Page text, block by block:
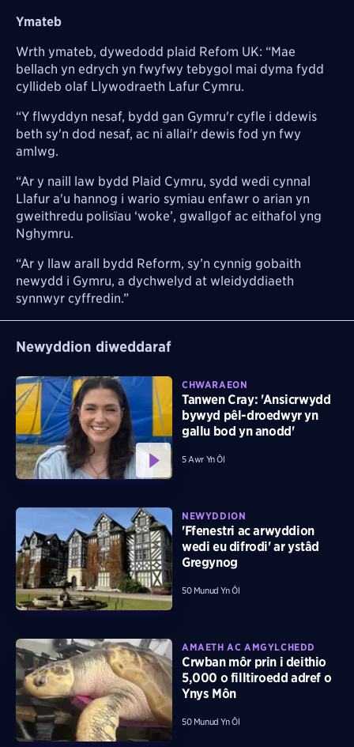
Ymateb
Wrth ymateb, dywedodd plaid Refom UK: “Mae
bellach yn edrych yn fwyfwy tebygol mai dyma fydd
cyllideb olaf Llywodraeth Lafur Cymru.
“Y flwyddyn nesaf, bydd gan Gymru'r cyfle i ddewis
beth sy'n dod nesaf, ac ni allai'r dewis fod yn fwy
amlwg.
“Ar y naill law bydd Plaid Cymru, sydd wedi cynnal
Llafur a'u hannog i wario symiau enfawr o arian yn
gweithredu polisïau ‘woke’, gwallgof ac eithafol yng
Nghymru.
“Ar y llaw arall bydd Reform, sy’n cynnig gobaith
newydd i Gymru, a dychwelyd at wleidyddiaeth
synnwyr cyffredin.”
Newyddion diweddaraf
CHWARAEON
Tanwen Cray: 'Ansicrwydd
bywyd pêl-droedwyr yn
gallu bod yn anodd'
5 Awr Yn Ôl
NEWYDDION
'Ffenestri ac arwyddion
wedi eu difrodi' ar ystâd
Gregynog
50 Munud Yn Ôl
AMAETH AC AMGYLCHEDD
Crwban môr prin i deithio
5,000 o filltiroedd adref o
Ynys Môn
50 Munud Yn Ôl